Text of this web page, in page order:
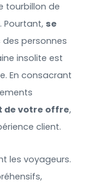
tourbillon de
Pourtant, se
personnes
insolite est
En consacrant
de votre offre,
client.
les voyageurs.